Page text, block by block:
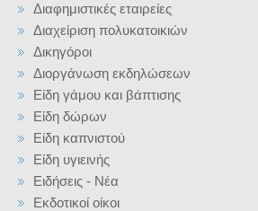
Διαφημιστικές εταιρείες
Διαχείριση πολυκατοικιών
Δικηγόροι
Διοργάνωση εκδηλώσεων
Είδη γάμου και βάπτισης
Είδη δώρων
Είδη καπνιστού
Είδη υγιεινής
Ειδήσεις - Νέα
Εκδοτικοί οίκοι